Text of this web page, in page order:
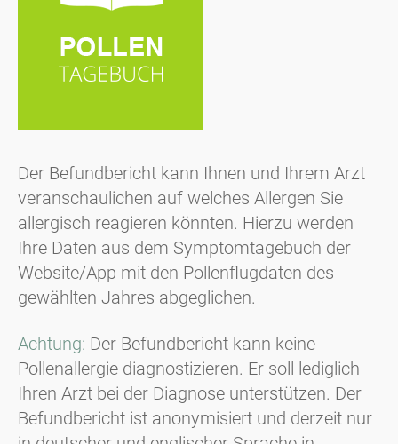
Der Befundbericht kann Ihnen und Ihrem Arzt
veranschaulichen auf welches Allergen Sie
allergisch reagieren könnten. Hierzu werden
Ihre Daten aus dem Symptomtagebuch der
Website/App mit den Pollenflugdaten des
gewählten Jahres abgeglichen.
Achtung: Der Befundbericht kann keine
Pollenallergie diagnostizieren. Er soll lediglich
Ihren Arzt bei der Diagnose unterstützen. Der
Befundbericht ist anonymisiert und derzeit nur